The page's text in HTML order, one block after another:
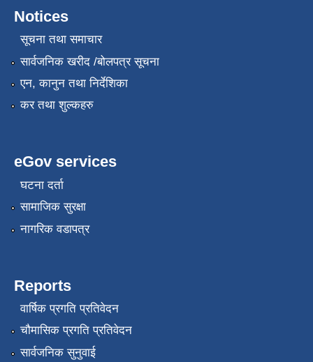
Notices
सूचना तथा समाचार
सार्वजनिक खरीद /बोलपत्र सूचना
एन, कानुन तथा निर्देशिका
कर तथा शुल्कहरु
eGov services
घटना दर्ता
सामाजिक सुरक्षा
नागरिक वडापत्र
Reports
वार्षिक प्रगति प्रतिवेदन
चौमासिक प्रगति प्रतिवेदन
सार्वजनिक सुनुवाई